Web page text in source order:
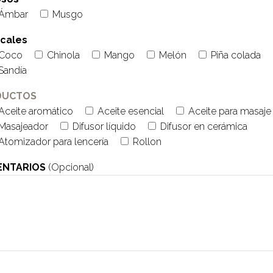
Musgo
Chinola Mango Melón
Piña colada
aromático
Aceite esencial
Aceite para masaje
Difusor líquido
Difusor en cerámica
para lencería
Rollon
(Opcional)